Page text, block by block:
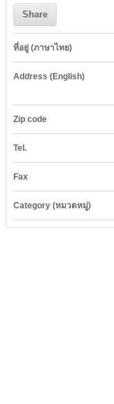
Share
ที่อยู่ (ภาษาไทย)
Address (English)
Zip code
Tel.
Fax
Category (หมวดหมู่)